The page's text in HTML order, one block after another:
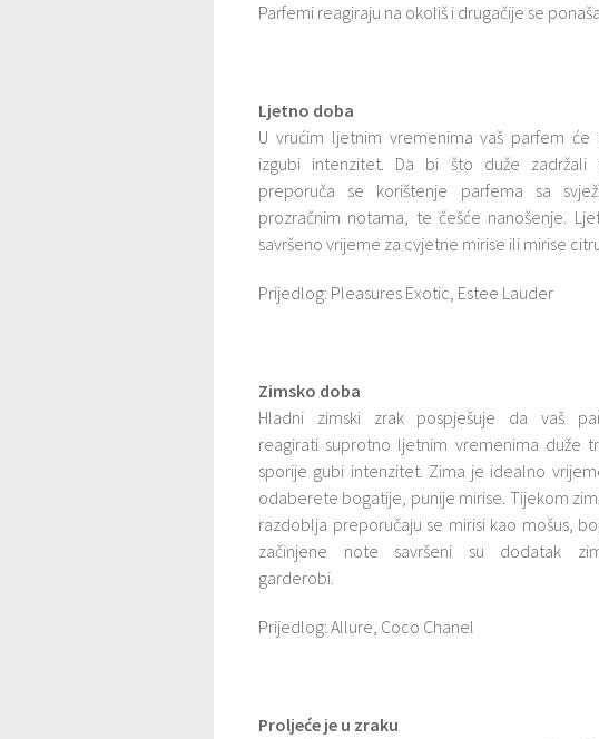
Parfemi reagiraju na okoliš i drugačije se
Ljetno doba
U vrućim ljetnim vremenima vaš parfem će
izgubi intenzitet. Da bi što duže zadržali
preporuča se korištenje parfema sa
prozračnim notama, te češće nanošenje.
savršeno vrijeme za cvjetne mirise ili mirise
Prijedlog: Pleasures Exotic, Estee Lauder
Zimsko doba
Hladni zimski zrak pospješuje da vaš
reagirati suprotno ljetnim vremenima duže
sporije gubi intenzitet. Zima je idealno
odaberete bogatije, punije mirise. Tijekom
razdoblja preporučaju se mirisi kao mošus,
začinjene note savršeni su dodatak
garderobi.
Prijedlog: Allure, Coco Chanel
Proljeće je u zraku